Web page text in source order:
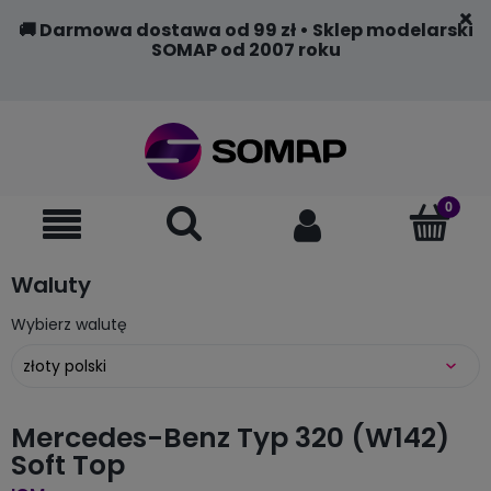
🚚 Darmowa dostawa od 99 zł • Sklep modelarski
SOMAP od 2007 roku
Waluty
Wybierz walutę
Mercedes-Benz Typ 320 (W142)
Soft Top